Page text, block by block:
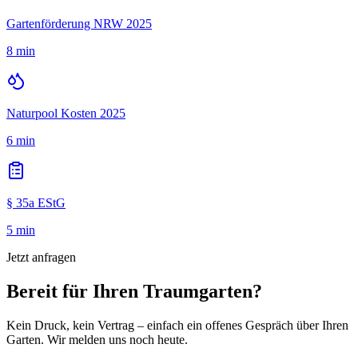
Gartenförderung NRW 2025
8 min
Naturpool Kosten 2025
6 min
§ 35a EStG
5 min
Jetzt anfragen
Bereit für Ihren Traumgarten?
Kein Druck, kein Vertrag – einfach ein offenes Gespräch über Ihren
Garten. Wir melden uns noch heute.